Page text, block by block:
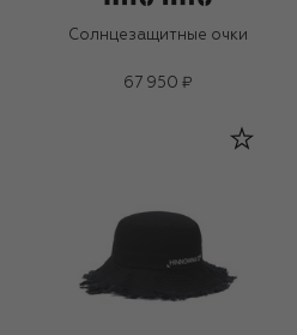
Солнцезащитные очки
67 950 ₽